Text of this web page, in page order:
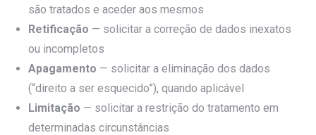
são tratados e aceder aos mesmos
Retificação — solicitar a correção de dados inexatos
ou incompletos
Apagamento — solicitar a eliminação dos dados
(“direito a ser esquecido”), quando aplicável
Limitação — solicitar a restrição do tratamento em
determinadas circunstâncias